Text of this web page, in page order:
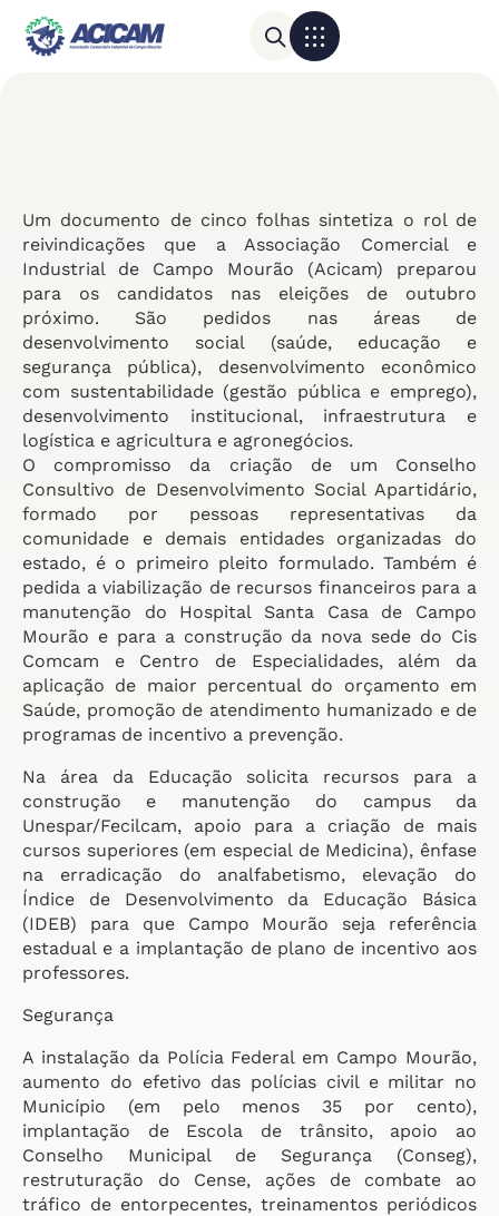
Um documento de cinco folhas sintetiza o rol de
reivindicações que a Associação Comercial e
Industrial de Campo Mourão (Acicam) preparou
para os candidatos nas eleições de outubro
próximo. São pedidos nas áreas de
desenvolvimento social (saúde, educação e
segurança pública), desenvolvimento econômico
com sustentabilidade (gestão pública e emprego),
desenvolvimento institucional, infraestrutura e
logística e agricultura e agronegócios.
O compromisso da criação de um Conselho
Consultivo de Desenvolvimento Social Apartidário,
formado por pessoas representativas da
comunidade e demais entidades organizadas do
estado, é o primeiro pleito formulado. Também é
pedida a viabilização de recursos financeiros para a
manutenção do Hospital Santa Casa de Campo
Mourão e para a construção da nova sede do Cis
Comcam e Centro de Especialidades, além da
aplicação de maior percentual do orçamento em
Saúde, promoção de atendimento humanizado e de
programas de incentivo a prevenção.
Na área da Educação solicita recursos para a
construção e manutenção do campus da
Unespar/Fecilcam, apoio para a criação de mais
cursos superiores (em especial de Medicina), ênfase
na erradicação do analfabetismo, elevação do
Índice de Desenvolvimento da Educação Básica
(IDEB) para que Campo Mourão seja referência
estadual e a implantação de plano de incentivo aos
professores.
Segurança
A instalação da Polícia Federal em Campo Mourão,
aumento do efetivo das polícias civil e militar no
Município (em pelo menos 35 por cento),
implantação de Escola de trânsito, apoio ao
Conselho Municipal de Segurança (Conseg),
restruturação do Cense, ações de combate ao
tráfico de entorpecentes, treinamentos periódicos